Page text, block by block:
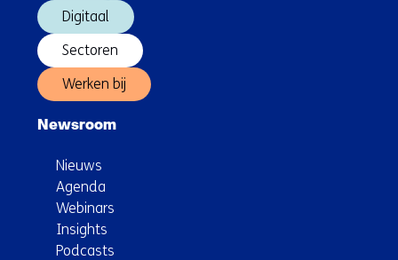
Digitaal
Sectoren
Werken bij
Newsroom
Nieuws
Agenda
Webinars
Insights
Podcasts